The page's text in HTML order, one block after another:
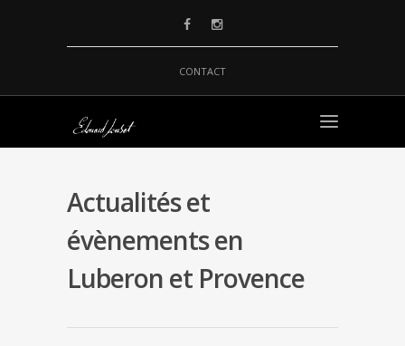
CONTACT
Actualités et
évènements en
Luberon et Provence